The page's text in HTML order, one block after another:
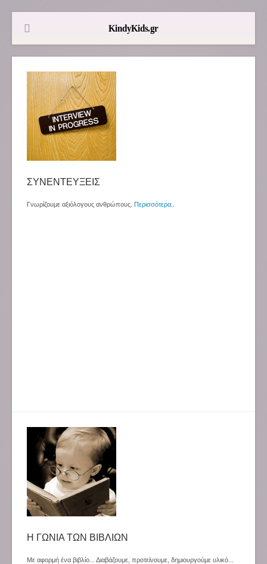
ΣΥΝΕΝΤΕΥΞΕΙΣ
Γνωρίζουμε αξιόλογους ανθρώπους. Περισσότερα
Η ΓΩΝΙΑ ΤΩΝ ΒΙΒΛΙΩΝ
Με αφορμή ένα βιβλίο... Διαβάζουμε, προτείνουμε, δημιουργούμε υλικό...